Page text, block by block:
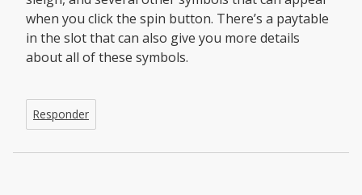
when you click the spin button. There’s a paytable
in the slot that can also give you more details
about all of these symbols.
Responder